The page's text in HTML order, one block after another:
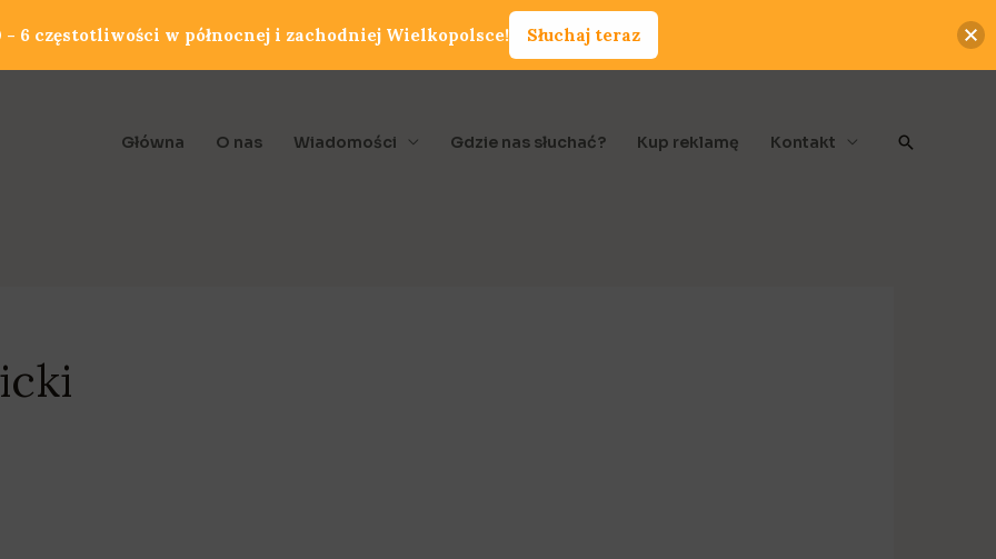
Główna O nas Wiadomości Gdzie nas słuchać? Kup reklamę Kontakt Szukaj
6 częstotliwości w północnej i zachodniej Wielkopolsce! Słuchaj teraz